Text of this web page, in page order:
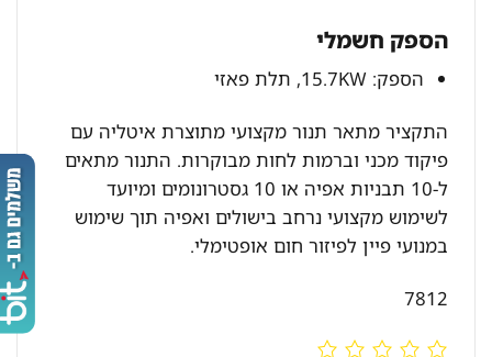
הספק חשמלי
הספק: 15.7KW, תלת פאזי
התקציר מתאר תנור מקצועי מתוצרת איטליה עם
פיקוד מכני וברמות לחות מבוקרות. התנור מתאים
ל-10 תבניות אפיה או 10 גסטרונומים ומיועד
לשימוש מקצועי נרחב בישולים ואפיה תוך שימוש
במנועי פיין לפיזור חום אופטימלי.
7812